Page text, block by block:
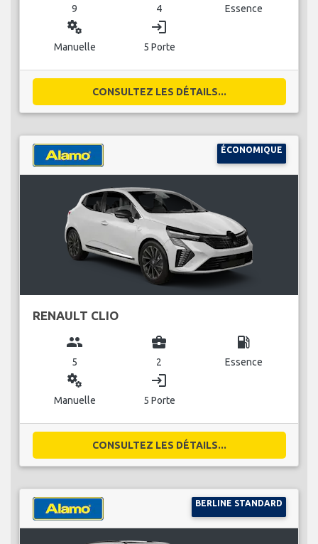
9 4 Essence
miscellaneous_services
Manuelle
login
5 Porte
CONSULTEZ LES DÉTAILS...
ÉCONOMIQUE
RENAULT CLIO
group
5
business_center
2
local_gas_station
Essence
miscellaneous_services
Manuelle
login
5 Porte
CONSULTEZ LES DÉTAILS...
BERLINE STANDARD